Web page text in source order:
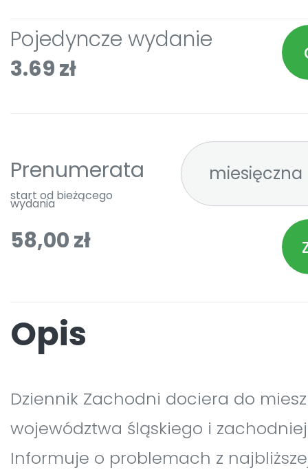
Pojedyncze wydanie
3.69 zł
Prenumerata
start od bieżącego
wydania
58,00 zł
Opis
Dziennik Zachodni dociera do
województwa śląskiego i zachodniej
Informuje o problemach z